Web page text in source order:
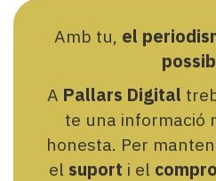
Amb tu, el
A Pallars Digital
te una informació
honesta. Per
el suport i el